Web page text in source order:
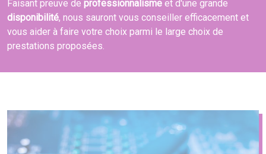
Faisant preuve de professionnalisme et d'une grande
disponibilité, nous sauront vous conseiller efficacement et
vous aider à faire votre choix parmi le large choix de
prestations proposées.